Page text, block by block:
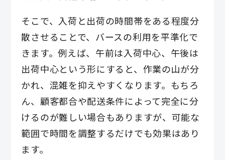
そこで、入荷と出荷の時間帯をある程度分
散させることで、バースの利用を平準化で
きます。例えば、午前は入荷中心、午後は
出荷中心という形にすると、作業の山が分
かれ、混雑を抑えやすくなります。もちろ
ん、顧客都合や配送条件によって完全に分
けるのが難しい場合もありますが、可能な
範囲で時間を調整するだけでも効果はあり
ます。